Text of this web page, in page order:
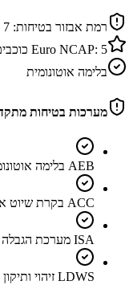
רמת אבזור בטיחות: 7
Euro NCAP: 5
בלימה אוטונומית
מערכות בטיחות
AEB בלימה אוטונומית כולל זיהוי הולכי רגל ואופניים
ACC בקרת שיוט אדפטיבית כולל סיוע בפקקים
ISA מערכת הגבלה אוטומטית למהירות הרכב
LDWS זיהוי ותיקון אקטיבי לסטיה מנתיב